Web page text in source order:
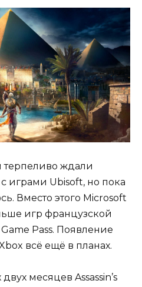
терпеливо ждали
играми Ubisoft, но пока
Вместо этого Microsoft
игр французской
Pass. Появление
всё ещё в планах.
месяцев Assassin’s